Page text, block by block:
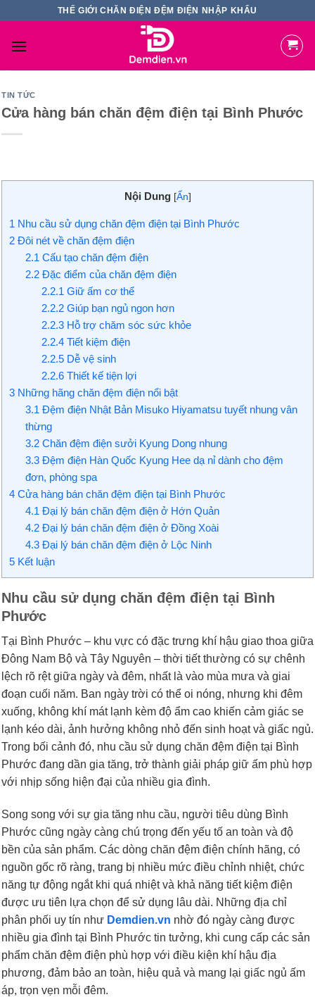
content
THẾ GIỚI CHĂN ĐIỆN ĐỆM ĐIỆN NHẬP KHẨU
TIN TỨC
Cửa hàng bán chăn đệm điện tại Bình Phước
Nội Dung [Ẩn]
1 Nhu cầu sử dụng chăn đệm điện tại Bình Phước
2 Đôi nét về chăn đệm điện
2.1 Cấu tạo chăn đệm điện
2.2Đặc điểm của chăn đệm điện
2.2.1 Giữ ấm cơ thể
2.2.2Giúp bạn ngủ ngon hơn
2.2.3Hỗ trợ chăm sóc sức khỏe
2.2.4Tiết kiệm điện
2.2.5Dễ vệ sinh
2.2.6Thiết kế tiện lợi
3 Những hãng chăn đệm điện nổi bật
3.1 Đệm điện Nhật Bản Misuko Hiyamatsu tuyết nhung vân
thừng
3.2Chăn đệm điện sưởi Kyung Dong nhung
3.3Đệm điện Hàn Quốc Kyung Hee dạ nỉ dành cho đệm
đơn, phòng spa
4 Cửa hàng bán chăn đệm điện tại Bình Phước
4.1 Đại lý bán chăn đệm điện ở Hớn Quản
4.2Đại lý bán chăn đệm điện ở Đồng Xoài
4.3Đại lý bán chăn đệm điện ở Lộc Ninh
5 Kết luận
Nhu cầu sử dụng chăn đệm điện tại Bình
Phước
Tại Bình Phước – khu vực có đặc trưng khí hậu giao thoa giữa
Đông Nam Bộ và Tây Nguyên – thời tiết thường có sự chênh
lệch rõ rệt giữa ngày và đêm, nhất là vào mùa mưa và giai
đoạn cuối năm. Ban ngày trời có thể oi nóng, nhưng khi đêm
xuống, không khí mát lạnh kèm độ ẩm cao khiến cảm giác se
lạnh kéo dài, ảnh hưởng không nhỏ đến sinh hoạt và giấc ngủ.
Trong bối cảnh đó, nhu cầu sử dụng chăn đệm điện tại Bình
Phước đang dần gia tăng, trở thành giải pháp giữ ấm phù hợp
với nhịp sống hiện đại của nhiều gia đình.
Song song với sự gia tăng nhu cầu, người tiêu dùng Bình
Phước cũng ngày càng chú trọng đến yếu tố an toàn và độ
bền của sản phẩm. Các dòng chăn đệm điện chính hãng, có
nguồn gốc rõ ràng, trang bị nhiều mức điều chỉnh nhiệt, chức
năng tự động ngắt khi quá nhiệt và khả năng tiết kiệm điện
được ưu tiên lựa chọn để sử dụng lâu dài. Những địa chỉ
phân phối uy tín như Demdien.vn nhờ đó ngày càng được
nhiều gia đình tại Bình Phước tin tưởng, khi cung cấp các sản
phẩm chăn đệm điện phù hợp với điều kiện khí hậu địa
phương, đảm bảo an toàn, hiệu quả và mang lại giấc ngủ ấm
áp, trọn vẹn mỗi đêm.